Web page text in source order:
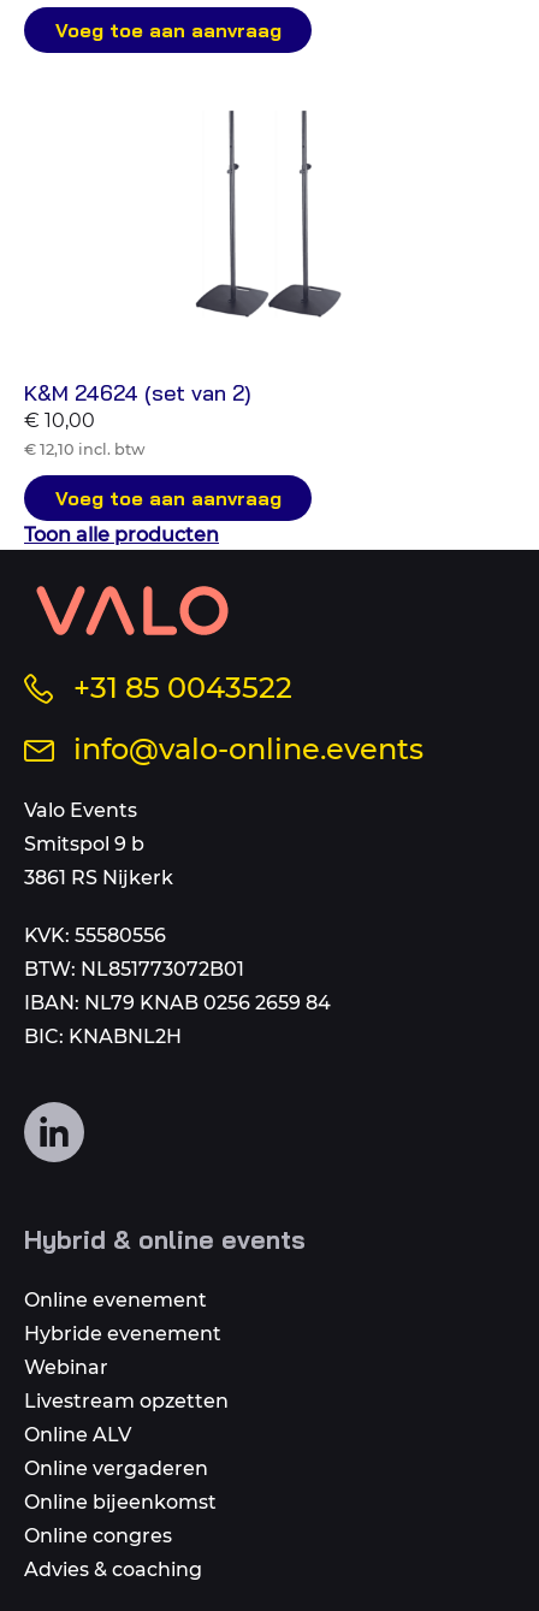
Voeg toe aan aanvraag
K&M 24624 (set van 2)
€ 10,00
€ 12,10 incl. btw
Voeg toe aan aanvraag
Toon alle producten
Contact
informatie
sitemap+31 85 0043522
op
Stuur
mail
aan
info@valo-online.events
Valo Events
Smitspol 9 b
3861 RS Nijkerk
KVK: 55580556
BTW: NL851773072B01
IBAN: NL79 KNAB 0256 2659 84
BIC: KNABNL2H
Volg
ons
media
Hybrid & online events
Online evenement
Hybride evenement
Webinar
Livestream opzetten
Online ALV
Online vergaderen
Online bijeenkomst
Online congres
Advies & coaching